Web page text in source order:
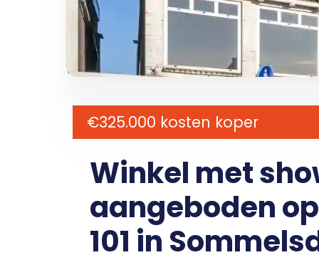
€325.000 kosten koper
Winkel met
aangeboden
101 in